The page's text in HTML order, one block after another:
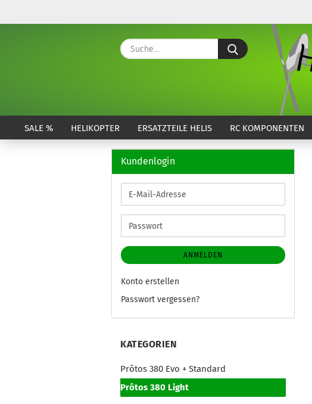
Suche...
SALE % HELIKOPTER ERSATZTEILE HELIS RC KOMPONENTEN
Kundenlogin
E-
Mail-
Adresse
Passwort
ANMELDEN
Konto erstellen
Passwort vergessen?
KATEGORIEN
Prôtos 380 Evo + Standard
Prôtos 380 Light